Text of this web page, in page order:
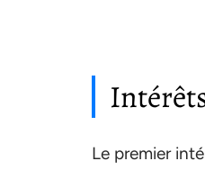
Le premier